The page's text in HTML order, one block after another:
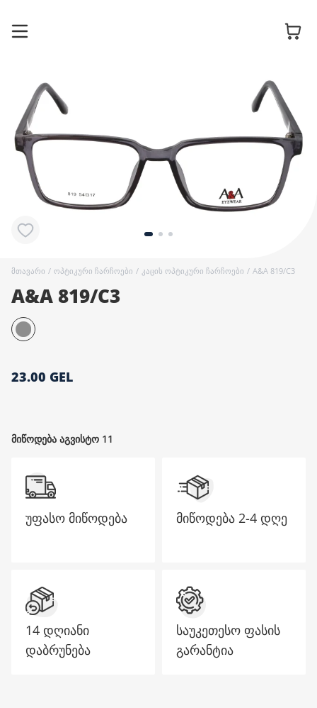
მთავარი / ოპტიკური ჩარჩოები / კაცის ოპტიკური ჩარჩოები / A&A 819/C3
A&A 819/C3
23.00 GEL
მიწოდება აგვისტო 11
სათვალის
ჩარჩოები
მზის
სათვალეები
კონტაქტური
აქსესუარები
უფასო მიწოდება
14 დღიანი
დაბრუნება
მიწოდება 2-4 დღე
საუკეთესო ფასის
გარანტია